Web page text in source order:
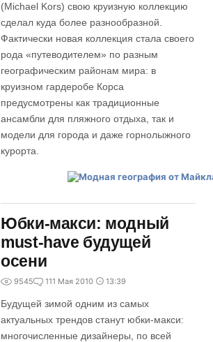
(Michael Kors) свою круизную коллекцию
сделал куда более разнообразной.
Фактически новая коллекция стала своего
рода «путеводителем» по разным
географическим районам мира: в
круизном гардеробе Корса
предусмотрены как традиционные
ансамбли для пляжного отдыха, так и
модели для города и даже горнолыжного
курорта.
Юбки-макси: модный
must-have будущей
осени
9545 111 Мая 2010 13:39
Будущей зимой одним из самых
актуальных трендов станут юбки-макси:
многочисленные дизайнеры, по всей